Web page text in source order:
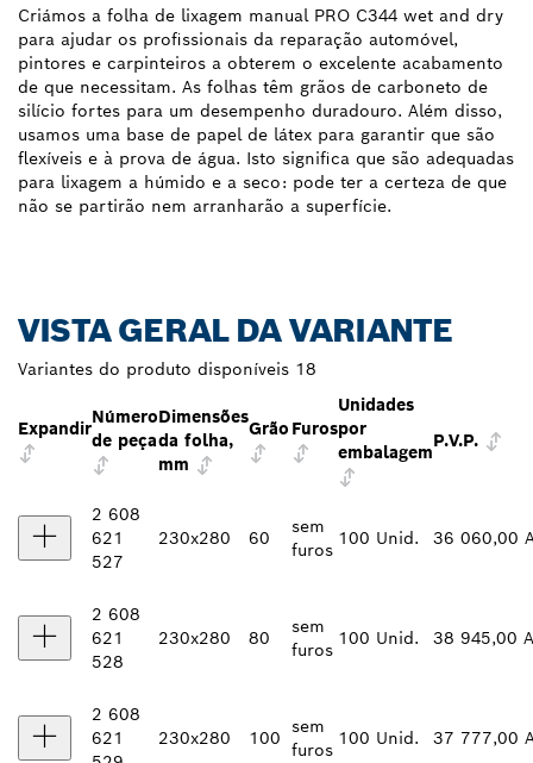
Criámos a folha de lixagem manual PRO C344 wet and dry
para ajudar os profissionais da reparação automóvel,
pintores e carpinteiros a obterem o excelente acabamento
de que necessitam. As folhas têm grãos de carboneto de
silício fortes para um desempenho duradouro. Além disso,
usamos uma base de papel de látex para garantir que são
flexíveis e à prova de água. Isto significa que são adequadas
para lixagem a húmido e a seco: pode ter a certeza de que
não se partirão nem arranharão a superfície.
VISTA GERAL DA VARIANTE
Variantes do produto disponíveis 18
Expandir
Número
de peça
Dimensões
da folha,
mm
Grão Furos
Unidades
por
embalagem
P.V.P.
2 608
621
527
230x280 60
sem
furos
100 Unid. 36 060,00
2 608
621
528
230x280 80
sem
furos
100 Unid. 38 945,00
2 608
621
230x280 100
sem
furos
100 Unid. 37 777,00